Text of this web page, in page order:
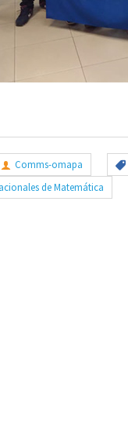
Comms-omapa
de Matemática